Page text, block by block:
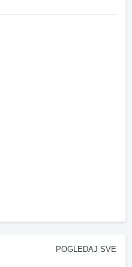
POGLEDAJ SVE